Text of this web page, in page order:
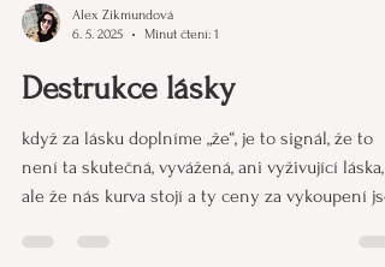
6. 5. 2025
Minut čtení: 1
Destrukce lásky
když za lásku doplníme „že“, je to signál, že to
není ta skutečná, vyvážená, ani vyživující láska,
ale že nás kurva stojí a ty ceny za vykoupení